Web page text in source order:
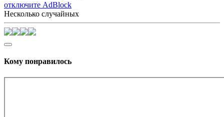
отключите AdBlock
Несколько случайных
Кому понравилось